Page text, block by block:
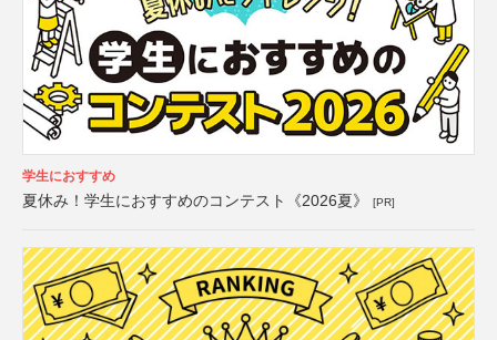
学生におすすめ
夏休み！学生におすすめのコンテスト《2026夏》 [PR]